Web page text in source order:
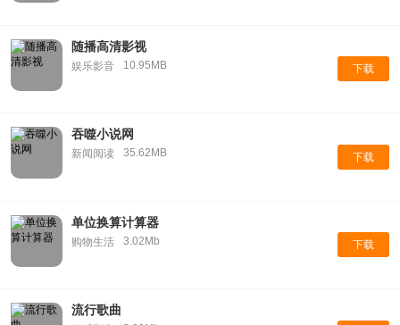
随播高清影视
娱乐影音 10.95MB 下载
吞噬小说网
新闻阅读 35.62MB 下载
单位换算计算器
购物生活 3.02Mb 下载
流行歌曲